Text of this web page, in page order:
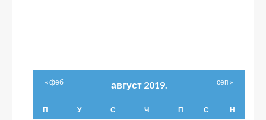
август 2019.
П У С Ч П С Н
« феб сеп »